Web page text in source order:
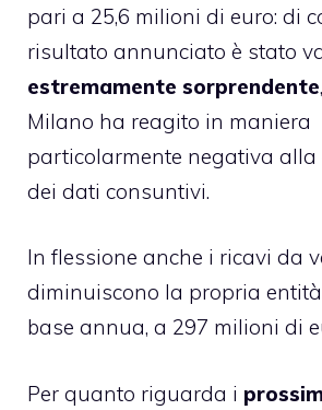
pari a 25,6 milioni di euro: di
risultato annunciato è stato
estremamente sorprendente
Milano ha reagito in maniera
particolarmente negativa
dei dati consuntivi.
In flessione anche i ricavi da
diminuiscono la propria entità
base annua, a 297 milioni di
Per quanto riguarda i